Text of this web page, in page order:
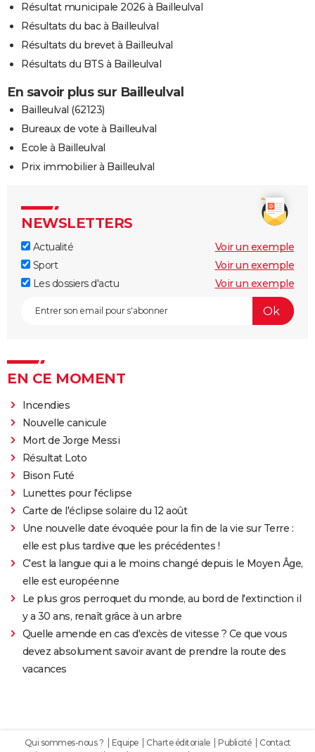
Résultat municipale 2026 à Bailleulval
Résultats du bac à Bailleulval
Résultats du brevet à Bailleulval
Résultats du BTS à Bailleulval
En savoir plus sur Bailleulval
Bailleulval (62123)
Bureaux de vote à Bailleulval
Ecole à Bailleulval
Prix immobilier à Bailleulval
NEWSLETTERS
Actualité
Voir un exemple
Sport
Voir un exemple
Les dossiers d'actu
Voir un exemple
EN CE MOMENT
Incendies
Nouvelle canicule
Mort de Jorge Messi
Résultat Loto
Bison Futé
Lunettes pour l'éclipse
Carte de l'éclipse solaire du 12 août
Une nouvelle date évoquée pour la fin de la vie sur Terre :
elle est plus tardive que les précédentes !
C'est la langue qui a le moins changé depuis le Moyen Âge,
elle est européenne
Le plus gros perroquet du monde, au bord de l'extinction il
y a 30 ans, renaît grâce à un arbre
Quelle amende en cas d'excès de vitesse ? Ce que vous
devez absolument savoir avant de prendre la route des
vacances
Qui sommes-nous ? Equipe Charte éditoriale Publicité
Contact